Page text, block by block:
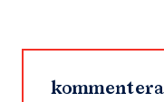
kommentera